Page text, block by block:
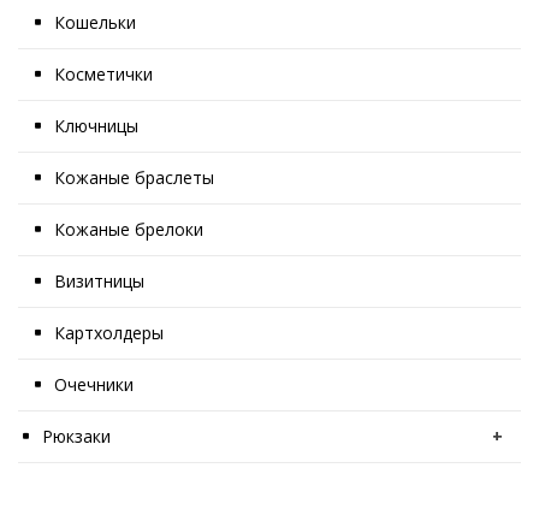
Кошельки
Косметички
Ключницы
Кожаные браслеты
Кожаные брелоки
Визитницы
Картхолдеры
Очечники
Рюкзаки +